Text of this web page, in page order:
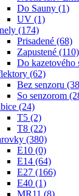
Do Sauny (1)
UV (1)
(174)
Prisadené (68)
Zapustené (110)
Do kazetového
(62)
Bez senzoru
So senzorom
(24)
T5 (2)
T8 (22)
(380)
E10 (0)
E14 (64)
E27 (166)
E40 (1)
MR11 (8)